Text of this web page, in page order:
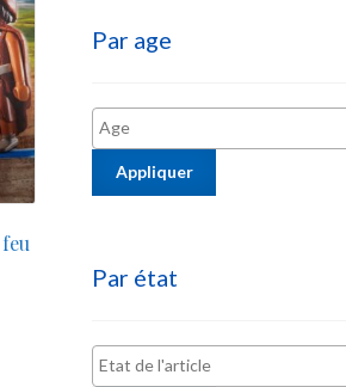
Par age
Appliquer
Par état